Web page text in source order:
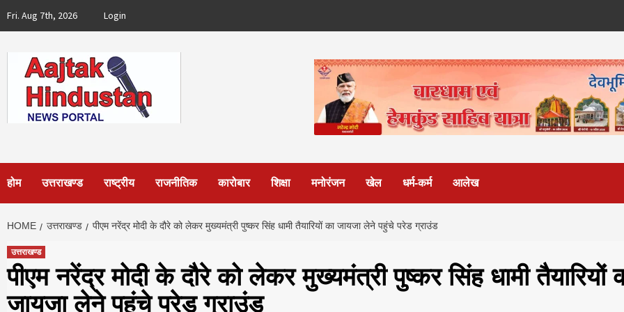
Fri. Aug 7th, 2026 Login
होम उत्तराखण्ड राष्ट्रीय राजनीतिक कारोबार शिक्षा मनोरंजन खेल धर्म-कर्म आलेख
HOME उत्तराखण्ड पीएम नरेंद्र मोदी के दौरे को लेकर मुख्यमंत्री पुष्कर सिंह धामी तैयारियों का जायजा लेने पहुंचे परेड ग्राउंड
उत्तराखण्ड
पीएम नरेंद्र मोदी के दौरे को लेकर मुख्यमंत्री पुष्कर सिंह धामी तैयारियों
जायजा लेने पहुंचे परेड ग्राउंड